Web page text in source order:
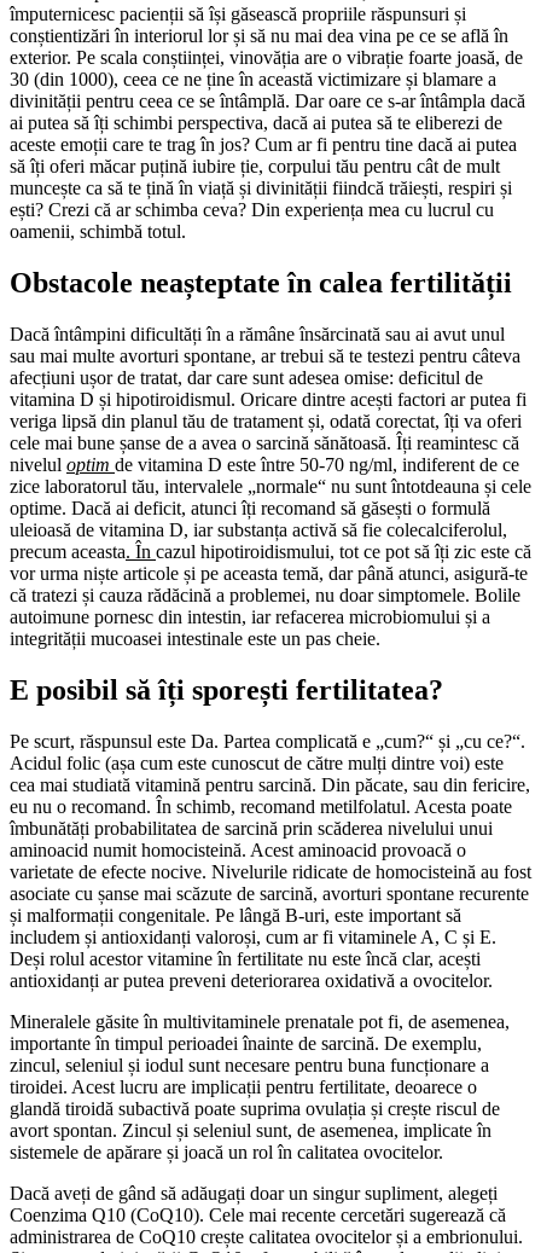
împuternicesc pacienții să își găsească propriile răspunsuri și
conștientizări în interiorul lor și să nu mai dea vina pe ce se află în
exterior. Pe scala conștiinței, vinovăția are o vibrație foarte joasă, de
30 (din 1000), ceea ce ne ține în această victimizare și blamare a
divinității pentru ceea ce se întâmplă. Dar oare ce s-ar întâmpla dacă
ai putea să îți schimbi perspectiva, dacă ai putea să te eliberezi de
aceste emoții care te trag în jos? Cum ar fi pentru tine dacă ai putea
să îți oferi măcar puțină iubire ție, corpului tău pentru cât de mult
muncește ca să te țină în viață și divinității fiindcă trăiești, respiri și
ești? Crezi că ar schimba ceva? Din experiența mea cu lucrul cu
oamenii, schimbă totul.
Obstacole neașteptate în calea fertilității
Dacă întâmpini dificultăți în a rămâne însărcinată sau ai avut unul
sau mai multe avorturi spontane, ar trebui să te testezi pentru câteva
afecțiuni ușor de tratat, dar care sunt adesea omise: deficitul de
vitamina D și hipotiroidismul. Oricare dintre acești factori ar putea fi
veriga lipsă din planul tău de tratament și, odată corectat, îți va oferi
cele mai bune șanse de a avea o sarcină sănătoasă. Îți reamintesc că
nivelul optim de vitamina D este între 50-70 ng/ml, indiferent de ce
zice laboratorul tău, intervalele „normale“ nu sunt întotdeauna și cele
optime. Dacă ai deficit, atunci îți recomand să găsești o formulă
uleioasă de vitamina D, iar substanța activă să fie colecalciferolul,
precum aceasta. În cazul hipotiroidismului, tot ce pot să îți zic este că
vor urma niște articole și pe aceasta temă, dar până atunci, asigură-te
că tratezi și cauza rădăcină a problemei, nu doar simptomele. Bolile
autoimune pornesc din intestin, iar refacerea microbiomului și a
integrității mucoasei intestinale este un pas cheie.
E posibil să îți sporești fertilitatea?
Pe scurt, răspunsul este Da. Partea complicată e „cum?“ și „cu ce?“.
Acidul folic (așa cum este cunoscut de către mulți dintre voi) este
cea mai studiată vitamină pentru sarcină. Din păcate, sau din fericire,
eu nu o recomand. În schimb, recomand metilfolatul. Acesta poate
îmbunătăți probabilitatea de sarcină prin scăderea nivelului unui
aminoacid numit homocisteină. Acest aminoacid provoacă o
varietate de efecte nocive. Nivelurile ridicate de homocisteină au fost
asociate cu șanse mai scăzute de sarcină, avorturi spontane recurente
și malformații congenitale. Pe lângă B-uri, este important să
includem și antioxidanți valoroși, cum ar fi vitaminele A, C și E.
Deși rolul acestor vitamine în fertilitate nu este încă clar, acești
antioxidanți ar putea preveni deteriorarea oxidativă a ovocitelor.
Mineralele găsite în multivitaminele prenatale pot fi, de asemenea,
importante în timpul perioadei înainte de sarcină. De exemplu,
zincul, seleniul și iodul sunt necesare pentru buna funcționare a
tiroidei. Acest lucru are implicații pentru fertilitate, deoarece o
glandă tiroidă subactivă poate suprima ovulația și crește riscul de
avort spontan. Zincul și seleniul sunt, de asemenea, implicate în
sistemele de apărare și joacă un rol în calitatea ovocitelor.
Dacă aveți de gând să adăugați doar un singur supliment, alegeți
Coenzima Q10 (CoQ10). Cele mai recente cercetări sugerează că
administrarea de CoQ10 crește calitatea ovocitelor și a embrionului.